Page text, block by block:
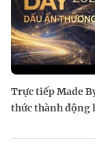
Trực tiếp Made
thức thành động